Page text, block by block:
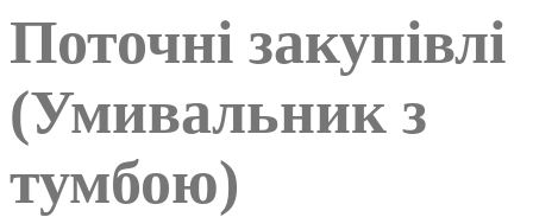
Поточні закупівлі
(Умивальник з
тумбою)